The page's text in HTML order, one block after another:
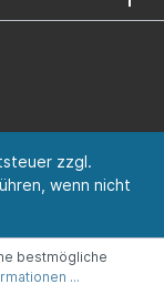
zzgl.
wenn nicht
bestmögliche
...